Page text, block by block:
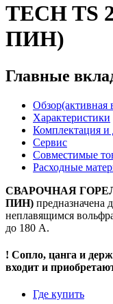
TECH TS
ПИН)
Главные
Обзор(активная
Характеристики
Комплектация
Сервис
Совместимые
Расходные
СВАРОЧНАЯ
ПИН) предназначена
неплавящимся
до 180 А.
! Сопло, цанга и
входит и
Где купить